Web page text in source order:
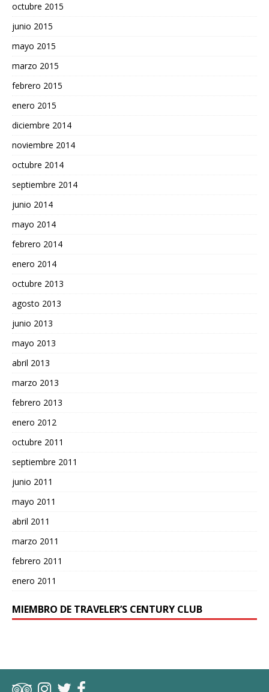
octubre 2015
junio 2015
mayo 2015
marzo 2015
febrero 2015
enero 2015
diciembre 2014
noviembre 2014
octubre 2014
septiembre 2014
junio 2014
mayo 2014
febrero 2014
enero 2014
octubre 2013
agosto 2013
junio 2013
mayo 2013
abril 2013
marzo 2013
febrero 2013
enero 2012
octubre 2011
septiembre 2011
junio 2011
mayo 2011
abril 2011
marzo 2011
febrero 2011
enero 2011
MIEMBRO DE TRAVELER’S CENTURY CLUB